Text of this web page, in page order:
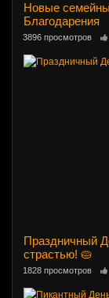
Новые
Благодарения
3896 просмотров
Праздничный
страстью! 🥧
1828 просмотров